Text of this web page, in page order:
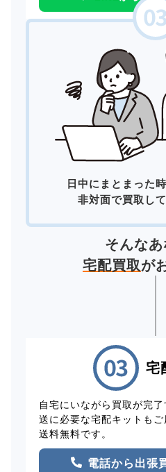
日中にまとまった
非対面で買取し
そんな
宅配買取が
宅
自宅にいながら買取が完
送に必要な宅配キットも
送料無料です。
電話から出張